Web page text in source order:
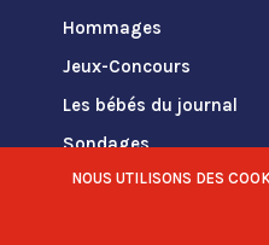
Hommages
Jeux-Concours
Les bébés du journal
Sondages
NOUS UTILISONS DES